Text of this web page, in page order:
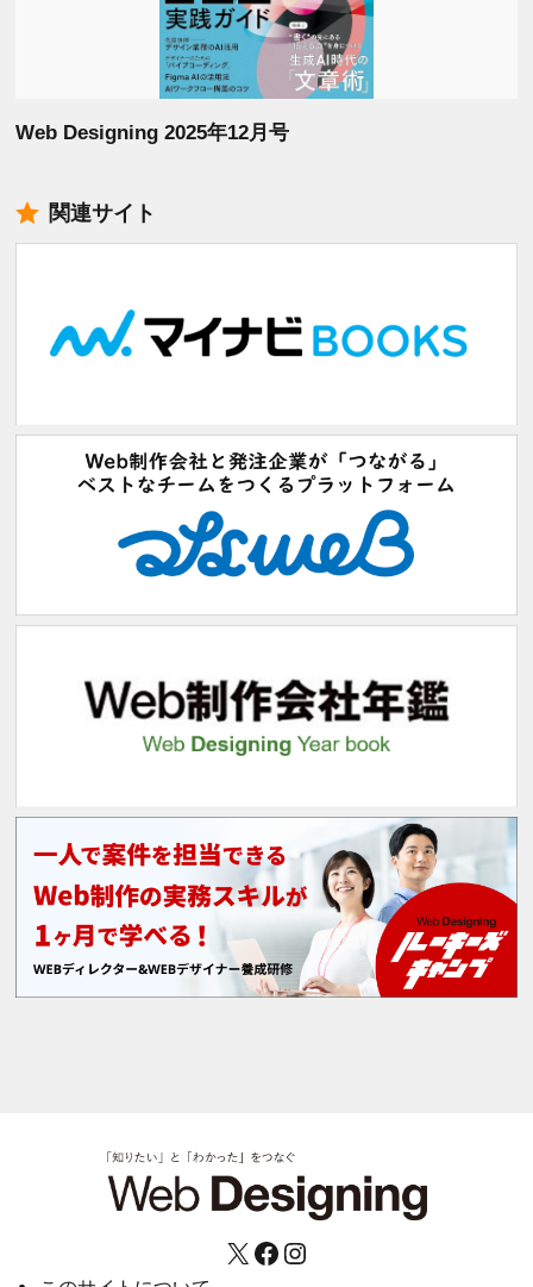
Web Designing 2025年12月号
関連サイト
X Facebook Instagram